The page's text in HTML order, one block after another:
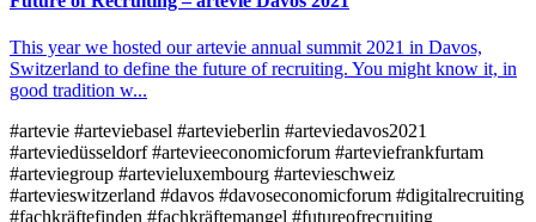
This year we hosted our artevie annual summit 2021 in Davos,
Switzerland to define the future of recruiting. You might know it, in
good tradition w...
#artevie #arteviebasel #artevieberlin #arteviedavos2021
#arteviedüsseldorf#artevieeconomicforum #arteviefrankfurtam
#arteviegroup #artevieluxembourg #artevieschweiz
#artevieswitzerland #davos #davoseconomicforum #digitalrecruiting
#fachkräftefinden #fachkräftemangel #futureofrecruiting